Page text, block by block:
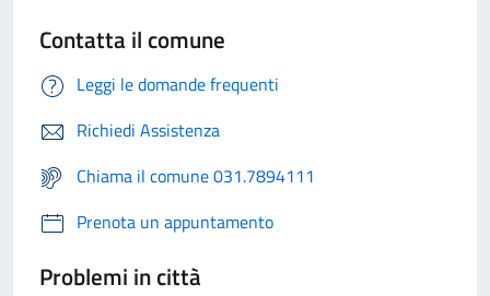
Contatta il comune
Leggi le domande frequenti
Richiedi Assistenza
Chiama il comune 031.7894111
Prenota un appuntamento
Problemi in città